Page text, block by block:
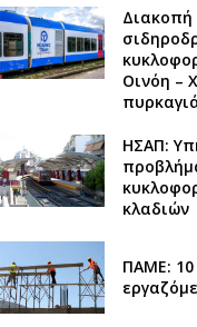
Διακοπή
Οινόη –
ΗΣΑΠ:
κλαδιών
ΠΑΜΕ: 10